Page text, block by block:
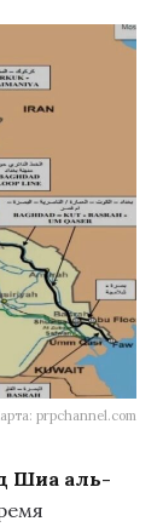
prpchannel.com
Шиа аль-